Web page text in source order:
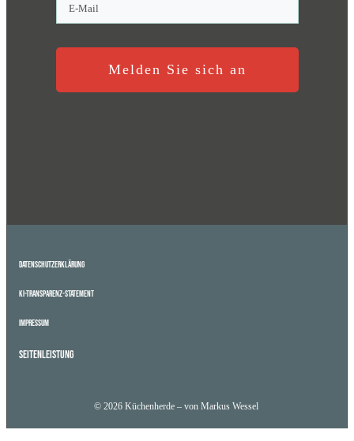
Melden Sie sich an
Datenschutzerklärung
KI-Transparenz-Statement
Impressum
Seitenleistung
© 2026 Küchenherde – von Markus Wessel